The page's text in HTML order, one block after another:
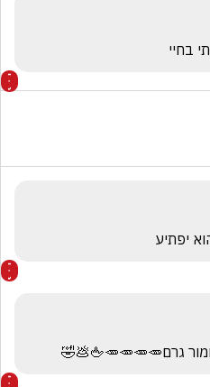
בחיי
יפתיע
גרם🥕🥕🥕🥕🖕💩🤣